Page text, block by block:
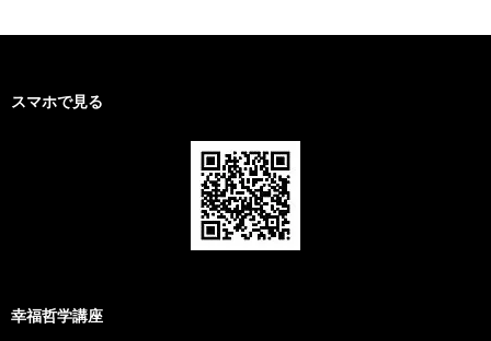
スマホで見る
幸福哲学講座